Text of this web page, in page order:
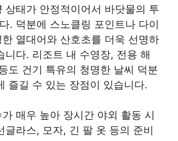
상태가 안정적이어서 바닷물의 투
. 덕분에 스노클링 포인트나 다이
열대어와 산호초를 더욱 선명하
니다. 리조트 내 수영장, 전용 해
도 건기 특유의 청명한 날씨 덕분
즐길 수 있는 장점이 있습니다.
매우 높아 장시간 야외 활동 시
글라스, 모자, 긴 팔 옷 등의 준비